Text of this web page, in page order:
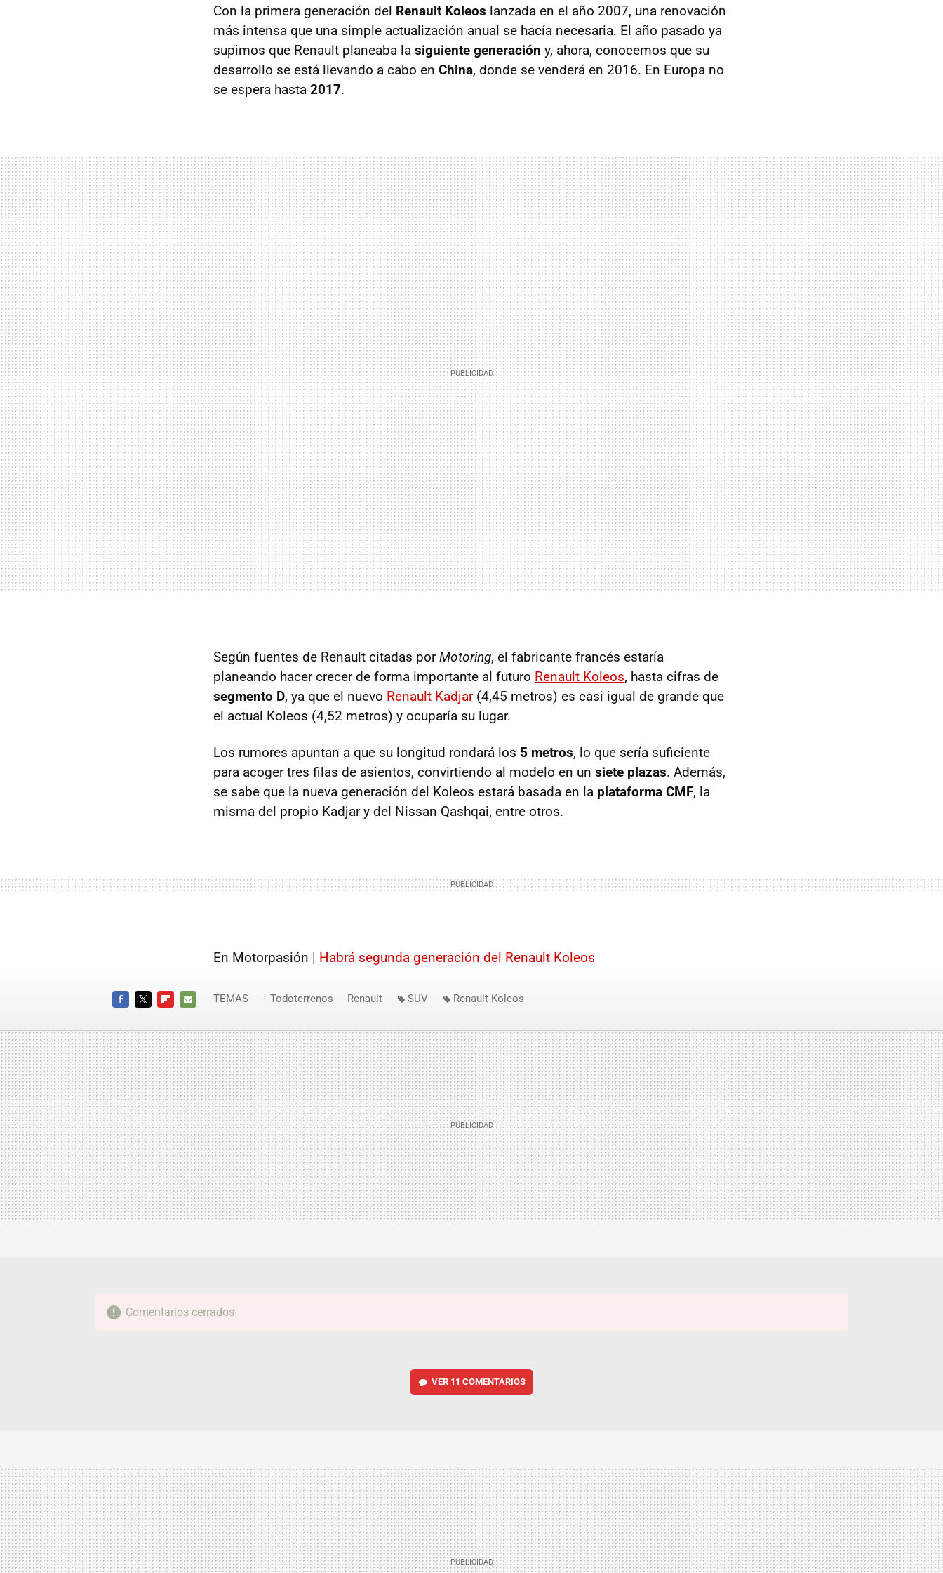
Con la primera generación del Renault Koleos lanzada en el año 2007, una renovación
más intensa que una simple actualización anual se hacía necesaria. El año pasado ya
supimos que Renault planeaba la siguiente generación y, ahora, conocemos que su
desarrollo se está llevando a cabo en China, donde se venderá en 2016. En Europa no
se espera hasta 2017.
Según fuentes de Renault citadas porMotoring, el fabricante francés estaría
planeando hacer crecer de forma importante al futuro Renault Koleos, hasta cifras de
segmento D, ya que el nuevo Renault Kadjar(4,45 metros) es casi igual de grande que
el actual Koleos (4,52 metros) y ocuparía su lugar.
Los rumores apuntan a que su longitud rondará los 5 metros, lo que sería suficiente
para acoger tres filas de asientos, convirtiendo al modelo en un siete plazas. Además,
se sabe que la nueva generación del Koleos estará basada en la plataforma CMF, la
misma del propio Kadjar y del Nissan Qashqai, entre otros.
En Motorpasión | Habrá segunda generación del Renault Koleos
MAIL
TEMAS Todoterrenos Renault SUV Renault Koleos
Comentarios cerrados
VER 11 COMENTARIOS